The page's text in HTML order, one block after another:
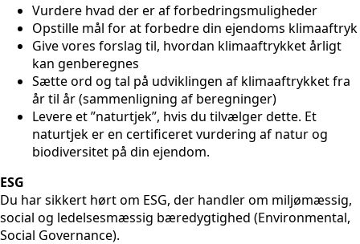
Vurdere hvad der er af forbedringsmuligheder
Opstille mål for at forbedre din ejendoms klimaaftryk
Give vores forslag til, hvordan klimaaftrykket årligt
kan genberegnes
Sætte ord og tal på udviklingen af klimaaftrykket fra
år til år (sammenligning af beregninger)
Levere et ”naturtjek”, hvis du tilvælger dette. Et
naturtjek er en certificeret vurdering af natur og
biodiversitet på din ejendom.
ESG
Du har sikkert hørt om ESG, der handler om miljømæssig,
social og ledelsesmæssig bæredygtighed (Environmental,
Social Governance).